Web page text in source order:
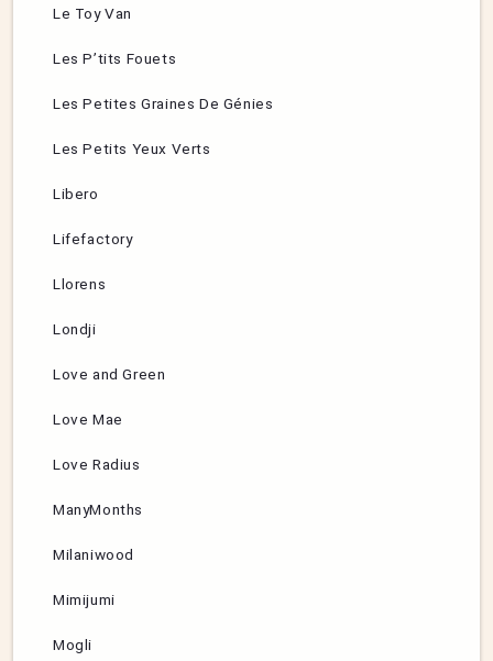
Le Toy Van
Les P’tits Fouets
Les Petites Graines De Génies
Les Petits Yeux Verts
Libero
Lifefactory
Llorens
Londji
Love and Green
Love Mae
Love Radius
ManyMonths
Milaniwood
Mimijumi
Mogli